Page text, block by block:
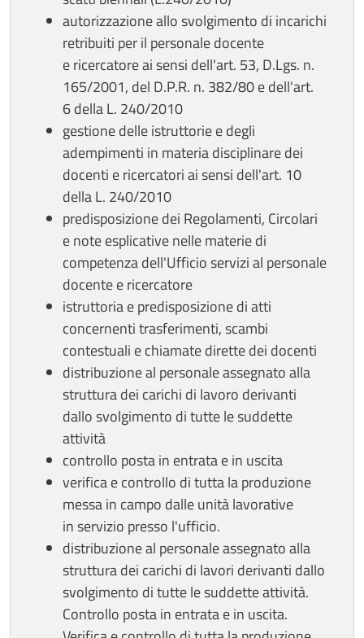
autorizzazione allo svolgimento di incarichi
retribuiti per il personale docente
e ricercatore ai sensi dell'art. 53, D.Lgs. n.
165/2001, del D.P.R. n. 382/80 e dell'art.
6 della L. 240/2010
gestione delle istruttorie e degli
adempimenti in materia disciplinare dei
docenti e ricercatori ai sensi dell'art. 10
della L. 240/2010
predisposizione dei Regolamenti, Circolari
e note esplicative nelle materie di
competenza dell'Ufficio servizi al personale
docente e ricercatore
istruttoria e predisposizione di atti
concernenti trasferimenti, scambi
contestuali e chiamate dirette dei docenti
distribuzione al personale assegnato alla
struttura dei carichi di lavoro derivanti
dallo svolgimento di tutte le suddette
attività
controllo posta in entrata e in uscita
verifica e controllo di tutta la produzione
messa in campo dalle unità lavorative
in servizio presso l'ufficio.
distribuzione al personale assegnato alla
struttura dei carichi di lavori derivanti dallo
svolgimento di tutte le suddette attività.
Controllo posta in entrata e in uscita.